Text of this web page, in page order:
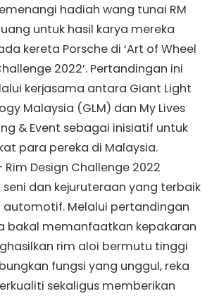
hadiah wang tunai RM
untuk hasil karya mereka
kereta Porsche di ‘Art of Wheel
2022’. Pertandingan ini
kerjasama antara Giant Light
Malaysia (GLM) dan My Lives
& Event sebagai inisiatif untuk
para pereka di Malaysia.
Rim Design Challenge 2022
dan kejuruteraan yang terbaik
Melalui pertandingan
bakal memanfaatkan kepakaran
rim aloi bermutu tinggi
fungsi yang unggul, reka
sekaligus memberikan